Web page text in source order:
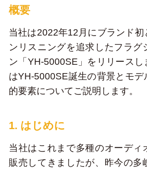
概要
当社は2022年12月にブランド初
ンリスニングを追求したフラグ
ン「YH-5000SE」をリリースし
はYH-5000SE誕生の背景とモデ
的要素についてご説明します。
1. はじめに
当社はこれまで多種のオーディ
販売してきましたが、昨今の多